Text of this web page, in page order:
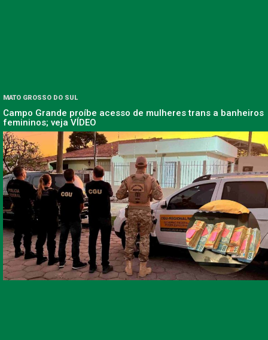
MATO GROSSO DO SUL
Campo Grande proíbe acesso de mulheres trans a banheiros
femininos; veja VÍDEO